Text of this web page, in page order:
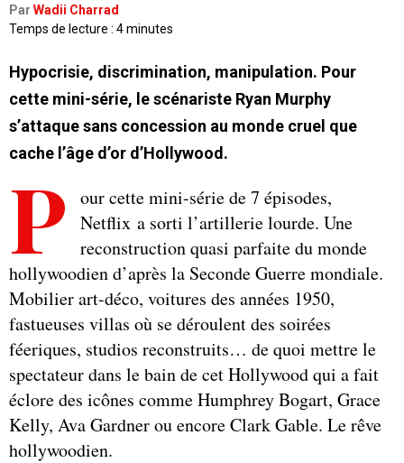
Par Wadii Charrad
Temps de lecture : 4 minutes
Hypocrisie, discrimination, manipulation. Pour
cette mini-série, le scénariste Ryan Murphy
s’attaque sans concession au monde cruel que
cache l’âge d’or d’Hollywood.
P
our cette mini-série de 7 épisodes,
Netflix a sorti l’artillerie lourde. Une
reconstruction quasi parfaite du monde
hollywoodien d’après la Seconde Guerre mondiale.
Mobilier art-déco, voitures des années 1950,
fastueuses villas où se déroulent des soirées
féeriques, studios reconstruits… de quoi mettre le
spectateur dans le bain de cet Hollywood qui a fait
éclore des icônes comme Humphrey Bogart, Grace
Kelly, Ava Gardner ou encore Clark Gable. Le rêve
hollywoodien.